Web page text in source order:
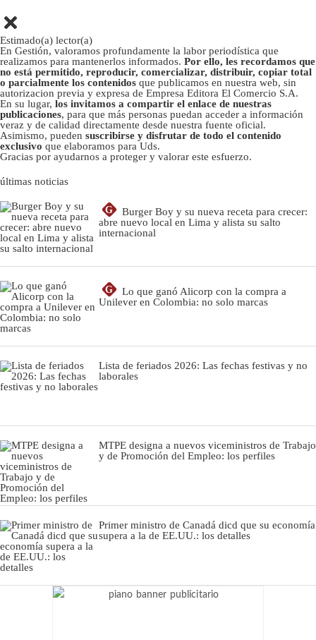
Estimado(a) lector(a)
En Gestión, valoramos profundamente la labor periodística que
realizamos para mantenerlos informados. Por ello, les recordamos que
no está permitido, reproducir, comercializar, distribuir, copiar total
o parcialmente los contenidos que publicamos en nuestra web, sin
autorizacion previa y expresa de Empresa Editora El Comercio S.A.
En su lugar, los invitamos a compartir el enlace de nuestras
publicaciones, para que más personas puedan acceder a información
veraz y de calidad directamente desde nuestra fuente oficial.
Asimismo, pueden suscribirse y disfrutar de todo el contenido
exclusivo que elaboramos para Uds.
Gracias por ayudarnos a proteger y valorar este esfuerzo.
últimas noticias
G
Burger Boy y su nueva receta para crecer:
abre nuevo local en Lima y alista su salto
internacional
G
Lo que ganó Alicorp con la compra a
Unilever en Colombia: no solo marcas
Lista de feriados 2026: Las fechas festivas y no
laborales
MTPE designa a nuevos viceministros de Trabajo
y de Promoción del Empleo: los perfiles
Primer ministro de Canadá dicd que su economía
supera a la de EE.UU.: los detalles